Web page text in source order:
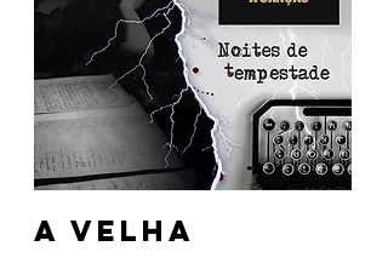
A velha